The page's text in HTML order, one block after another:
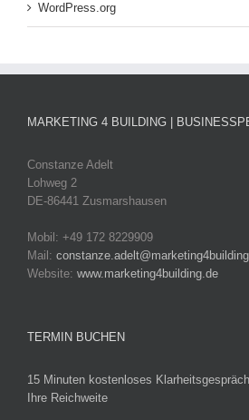
WordPress.org
MARKETING 4 BUILDING |
Constanze Adelt
Lohweg 2
DE-86441 Zusmarshausen
Mobil: +49 172 8229909
Mail:
Website: www.marketing4building.de
TERMIN BUCHEN
15 Minuten kostenloses
Ihre Reichweite